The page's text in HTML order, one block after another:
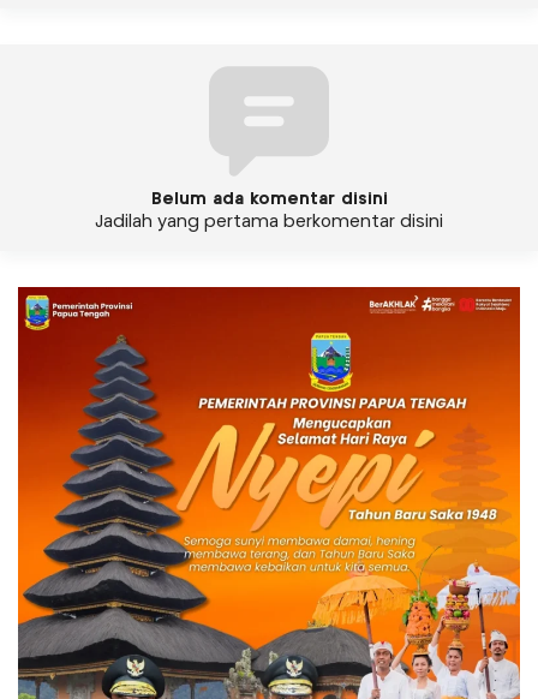
Belum ada komentar disini
Jadilah yang pertama berkomentar disini